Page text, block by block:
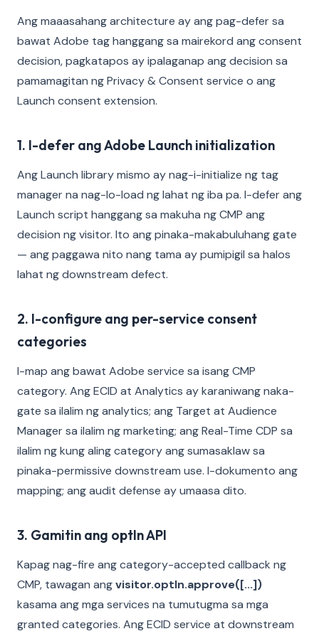
Ang maaasahang architecture ay ang pag-defer sa
bawat Adobe tag hanggang sa mairekord ang consent
decision, pagkatapos ay ipalaganap ang decision sa
pamamagitan ng Privacy & Consent service o ang
Launch consent extension.
1. I-defer ang Adobe Launch initialization
Ang Launch library mismo ay nag-i-initialize ng tag
manager na nag-lo-load ng lahat ng iba pa. I-defer ang
Launch script hanggang sa makuha ng CMP ang
decision ng visitor. Ito ang pinaka-makabuluhang gate
— ang paggawa nito nang tama ay pumipigil sa halos
lahat ng downstream defect.
2. I-configure ang per-service consent
categories
I-map ang bawat Adobe service sa isang CMP
category. Ang ECID at Analytics ay karaniwang naka-
gate sa ilalim ng analytics; ang Target at Audience
Manager sa ilalim ng marketing; ang Real-Time CDP sa
ilalim ng kung aling category ang sumasaklaw sa
pinaka-permissive downstream use. I-dokumento ang
mapping; ang audit defense ay umaasa dito.
3. Gamitin ang optIn API
Kapag nag-fire ang category-accepted callback ng
CMP, tawagan angvisitor.optIn.approve([...])
kasama ang mga services na tumutugma sa mga
granted categories. Ang ECID service at downstream